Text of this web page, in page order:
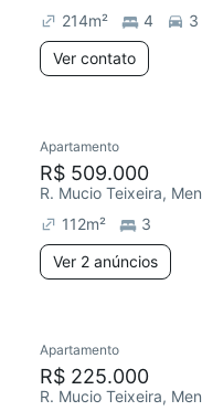
214m² 4
3
Ver contato
Apartamento
R$ 509.000
R. Mucio Teixeira,
112m²
3
Ver 2 anúncios
Apartamento
R$ 225.000
R. Mucio Teixeira,